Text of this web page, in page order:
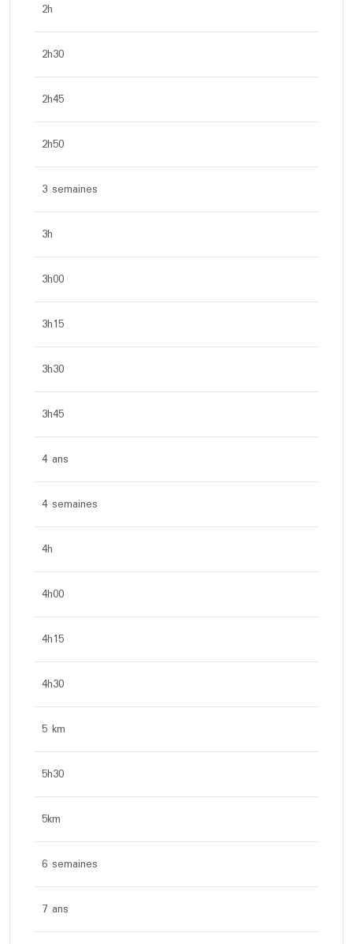
2h
2h30
2h45
2h50
3 semaines
3h
3h00
3h15
3h30
3h45
4 ans
4 semaines
4h
4h00
4h15
4h30
5 km
5h30
5km
6 semaines
7 ans